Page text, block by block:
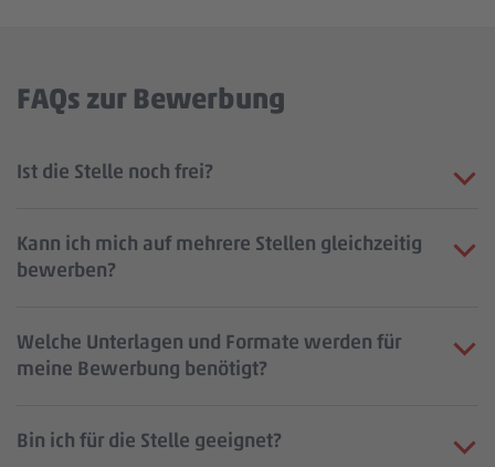
FAQs zur Bewerbung
Ist die Stelle noch frei?
Kann ich mich auf mehrere Stellen gleichzeitig
bewerben?
Welche Unterlagen und Formate werden für
meine Bewerbung benötigt?
Bin ich für die Stelle geeignet?